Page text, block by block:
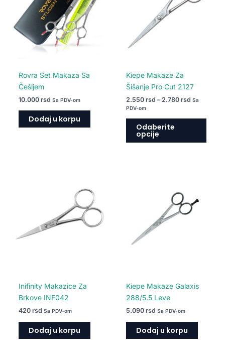
Rovra Set Makaza Sa
Češljem
10.000 rsd Sa PDV-om
Dodaj u korpu
Kiepe Makaze Za
Šišanje Pro Cut 2127
2.550 rsd – 2.780 rsd
2.780 rsd
Sa
PDV-om
Odaberite
opcije
Inifinity Makazice Za
Brkove INF042
420 rsd Sa PDV-om
Dodaj u korpu
Kiepe Makaze Galaxis
288/5.5 Leve
5.090 rsd Sa PDV-om
Dodaj u korpu